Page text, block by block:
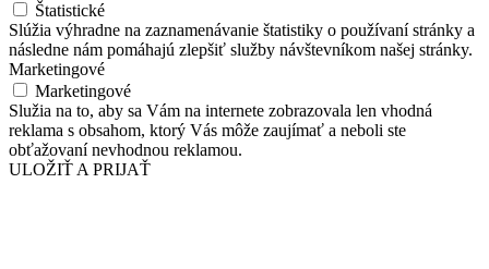
Štatistické
Slúžia výhradne na zaznamenávanie štatistiky o používaní stránky a
následne nám pomáhajú zlepšiť služby návštevníkom našej stránky.
Marketingové
Marketingové
Služia na to, aby sa Vám na internete zobrazovala len vhodná
reklama s obsahom, ktorý Vás môže zaujímať a neboli ste
obťažovaní nevhodnou reklamou.
ULOŽIŤ A PRIJAŤ